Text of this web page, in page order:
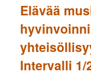
Elävää
Intervalli 1/